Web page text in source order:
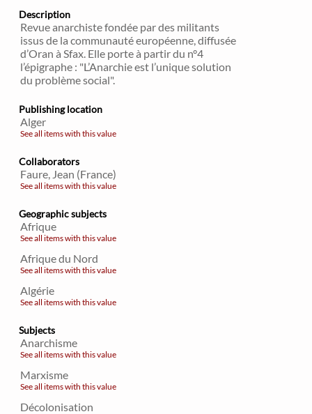
Description
Revue anarchiste fondée par des militants
issus de la communauté européenne, diffusée
d’Oran à Sfax. Elle porte à partir du n°4
l’épigraphe : "L’Anarchie est l’unique solution
du problème social".
Publishing location
Alger
See all items with this value
Collaborators
Faure, Jean (France)
See all items with this value
Geographic subjects
Afrique
See all items with this value
Afrique du Nord
See all items with this value
Algérie
See all items with this value
Subjects
Anarchisme
See all items with this value
Marxisme
See all items with this value
Décolonisation